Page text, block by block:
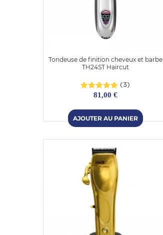
Tondeuse de finition cheveux et barbe
TH24ST Haircut
(3)
81,00 €